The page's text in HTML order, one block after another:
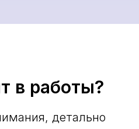
в работы?
детально